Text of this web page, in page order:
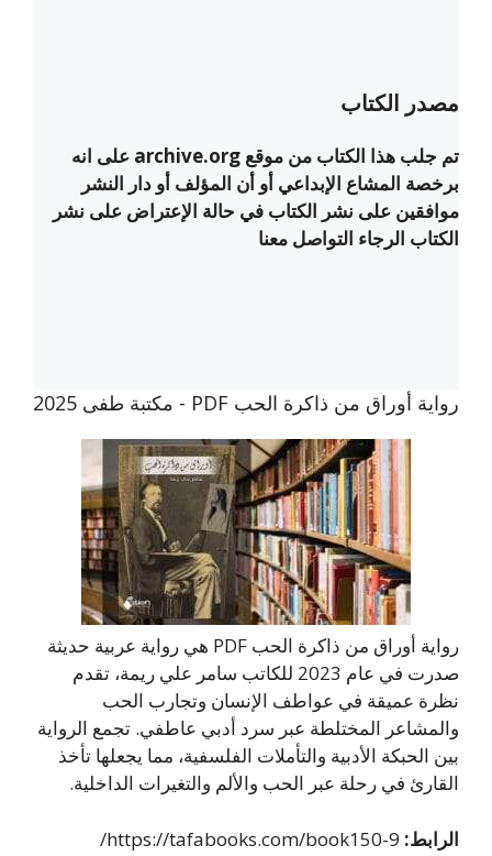
مصدر الكتاب
تم جلب هذا الكتاب من موقع archive.org على انه
برخصة المشاع الإبداعي أو أن المؤلف أو دار النشر
موافقين على نشر الكتاب في حالة الإعتراض على نشر
الكتاب الرجاء التواصل معنا
رواية أوراق من ذاكرة الحب PDF - مكتبة طفى 2025
رواية أوراق من ذاكرة الحب PDF هي رواية عربية حديثة
صدرت في عام 2023 للكاتب سامر علي ريمة، تقدم
نظرة عميقة في عواطف الإنسان وتجارب الحب
والمشاعر المختلطة عبر سرد أدبي عاطفي. تجمع الرواية
بين الحبكة الأدبية والتأملات الفلسفية، مما يجعلها تأخذ
القارئ في رحلة عبر الحب والألم والتغيرات الداخلية.
الرابط: https://tafabooks.com/book150-9/